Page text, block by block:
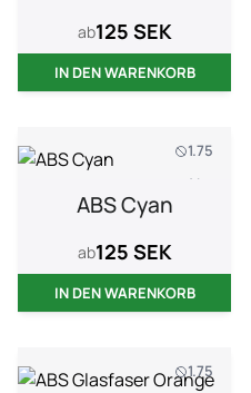
ab125 SEK
IN DEN WARENKORB
1.75
1 kg
ABS Cyan
ab125 SEK
IN DEN WARENKORB
1.75